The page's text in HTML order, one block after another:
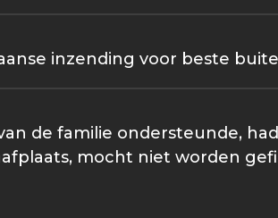
inzending voor beste
de familie ondersteunde,
mocht niet worden